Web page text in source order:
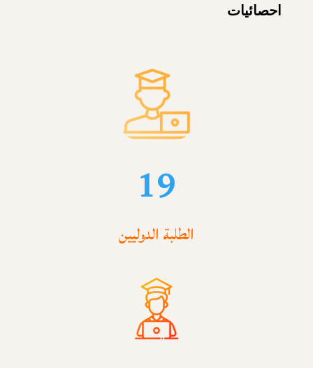
احصائيات
19
الطلبة الدوليين